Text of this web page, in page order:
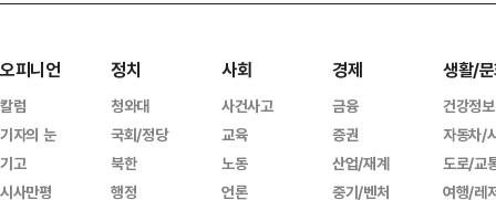
오피니언
칼럼
기자의 눈
기고
시사만평
정치
청와대
국회/정당
북한
행정
사회
사건사고
교육
노동
언론
경제
금융
증권
산업/재계
중기/벤처
생활/
건강정보
자동차/
도로/교
여행/레